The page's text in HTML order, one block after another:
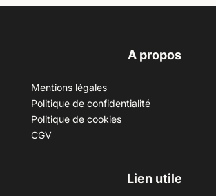
A propos
Mentions légales
Politique de confidentialité
Politique de cookies
CGV
Lien utile